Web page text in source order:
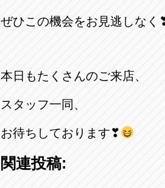
ぜひこの機会をお見逃しな
本日もたくさんのご来店、
スタッフ一同、
お待ちしております❣
関連投稿: